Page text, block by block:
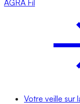
AGRA Fil
Votre veille sur